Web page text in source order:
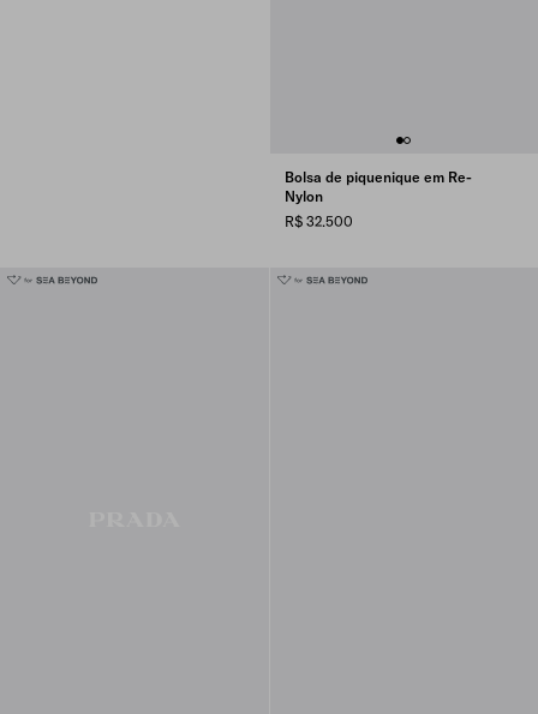
Bolsa de piquenique em Re-
Nylon
R$ 32.500